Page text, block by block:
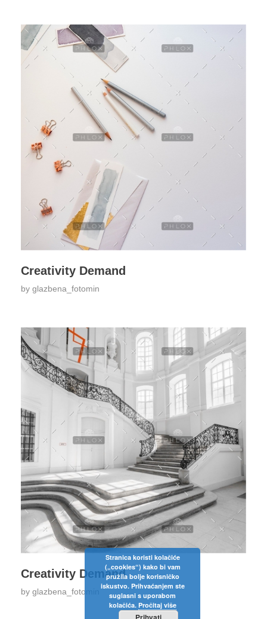
Creativity Demand
by glazbena_fotomin
Creativity Demand
by glazbena_fotomin
Stranica koristi kolačiće
(„cookies“) kako bi vam
pružila bolje korisničko
iskustvo. Prihvaćanjem ste
suglasni s uporabom
kolačića. Pročitaj više